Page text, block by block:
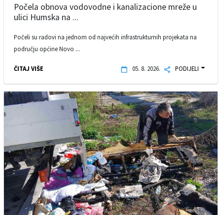
Počela obnova vodovodne i kanalizacione mreže u
ulici Humska na ...
Počeli su radovi na jednom od najvećih infrastrukturnih projekata na
području općine Novo ...
ČITAJ VIŠE 05. 8. 2026. PODIJELI